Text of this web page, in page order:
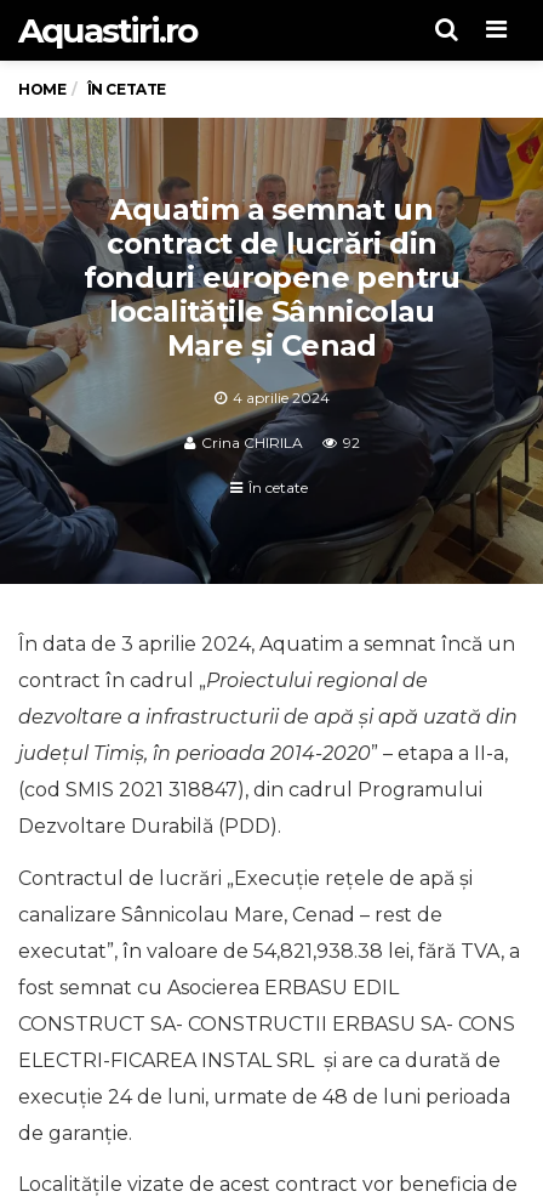
Aquastiri.ro
HOME ÎN CETATE
Aquatim a semnat un
contract de lucrări din
fonduri europene pentru
localitățile Sânnicolau
Mare și Cenad
4 aprilie 2024
Crina CHIRILA 92
În cetate
În data de 3 aprilie 2024, Aquatim a semnat încă un
contract în cadrul „Proiectului regional de
dezvoltare a infrastructurii de apă și apă uzată din
județul Timiș, în perioada 2014-2020” – etapa a II-a,
(cod SMIS 2021 318847), din cadrul Programului
Dezvoltare Durabilă (PDD).
Contractul de lucrări „Execuție rețele de apă și
canalizare Sânnicolau Mare, Cenad – rest de
executat”, în valoare de 54,821,938.38 lei, fără TVA, a
fost semnat cu Asocierea ERBASU EDIL
CONSTRUCT SA- CONSTRUCTII ERBASU SA- CONS
ELECTRI-FICAREA INSTAL SRL și are ca durată de
execuție 24 de luni, urmate de 48 de luni perioada
de garanție.
Localitățile vizate de acest contract vor beneficia de